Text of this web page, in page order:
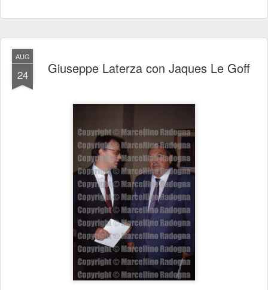
AUG
24 Giuseppe Laterza con Jaques Le Goff